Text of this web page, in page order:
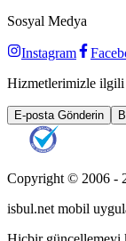
Sosyal Medya
Instagram
Hizmetlerimizle ilgili
E-posta Gönderin
Copyright © 2006 -
isbul.net mobil